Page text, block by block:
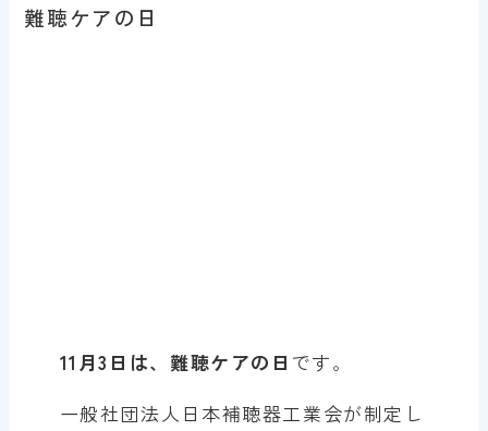
難聴ケアの日
11月3日は、難聴ケアの日 です。
一般社団法人日本補聴器工業会が制定し